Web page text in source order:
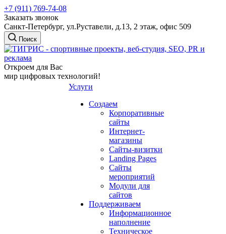
+7 (911) 769-74-08
Заказать звонок
Санкт-Петербург, ул.Руставели, д.13, 2 этаж, офис 509
Поиск
Откроем для Вас
мир цифровых технологий!
Услуги
Создаем
Корпоративные
сайты
Интернет-
магазины
Сайты-визитки
Landing Pages
Сайты
мероприятий
Модули для
сайтов
Поддерживаем
Информационное
наполнение
Техническое